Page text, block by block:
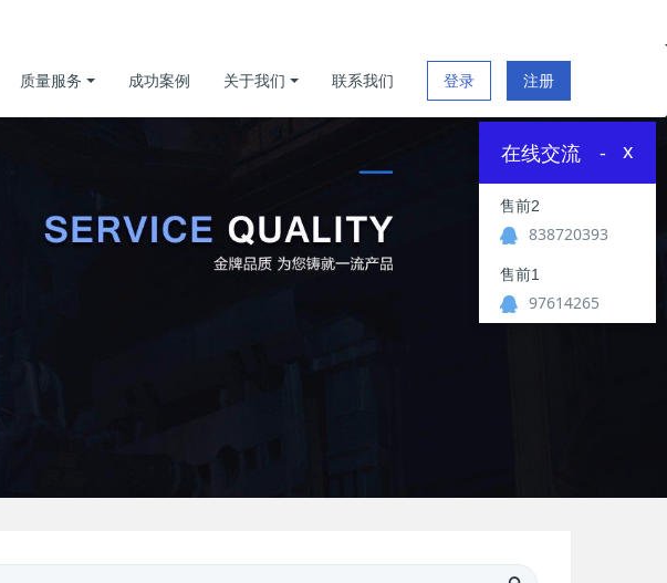
登录 注册
质量服务 成功案例 关于我们 联系我们
在线交流 x
-
售前2
838720393
售前1
97614265